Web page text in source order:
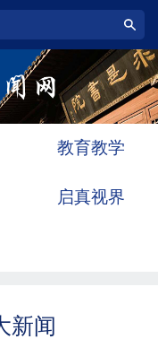
教育教学
启真视界
新闻